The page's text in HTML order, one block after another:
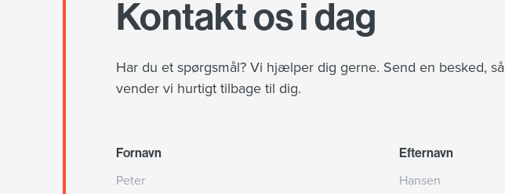
Kontakt os i dag
Har du et spørgsmål? Vi hjælper dig gerne. Send en besked, så
vender vi hurtigt tilbage til dig.
Fornavn Efternavn